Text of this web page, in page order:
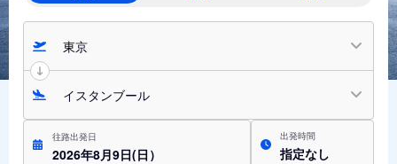
東京
イスタンブール
往路出発日
2026年8月9日(日）
出発時間
指定なし